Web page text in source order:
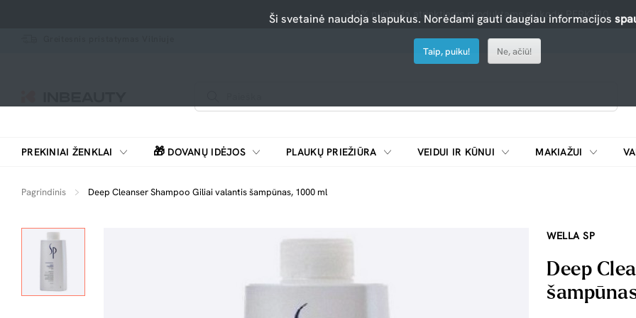
-10% nuolaida atrinktiems produktams su kodu PERKU10
PREKINIAI ŽENKLAI 🎁 DOVANŲ IDĖJOS PLAUKŲ PRIEŽIŪRA VEIDUI IR KŪNUI MAKIAŽUI
Pagrindinis Deep Cleanser Shampoo Giliai valantis šampūnas, 1000 ml
WELLA SP
Deep
Ši svetainė naudoja slapukus. Norėdami gauti daugiau informacijos
Taip, puiku! Ne, ačiū!